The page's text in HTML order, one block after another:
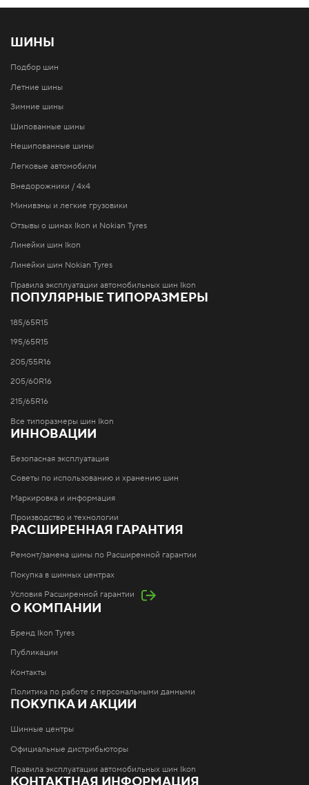
ШИНЫ
Подбор шин
Летние шины
Зимние шины
Шипованные шины
Нешипованные шины
Легковые автомобили
Внедорожники / 4x4
Минивэны и легкие грузовики
Отзывы о шинах Ikon и Nokian Tyres
Линейки шин Ikon
Линейки шин Nokian Tyres
Правила эксплуатации автомобильных шин Ikon
ПОПУЛЯРНЫЕ ТИПОРАЗМЕРЫ
185/65R15
195/65R15
205/55R16
205/60R16
215/65R16
Все типоразмеры шин Ikon
ИННОВАЦИИ
Безопасная эксплуатация
Советы по использованию и хранению шин
Маркировка и информация
Производство и технологии
РАСШИРЕННАЯ ГАРАНТИЯ
Ремонт/замена шины по Расширенной гарантии
Покупка в шинных центрах
Условия Расширенной гарантии
О КОМПАНИИ
Бренд Ikon Tyres
Публикации
Контакты
Политика по работе с персональными данными
ПОКУПКА И АКЦИИ
Шинные центры
Официальные дистрибьюторы
Правила эксплуатации автомобильных шин Ikon
КОНТАКТНАЯ ИНФОРМАЦИЯ